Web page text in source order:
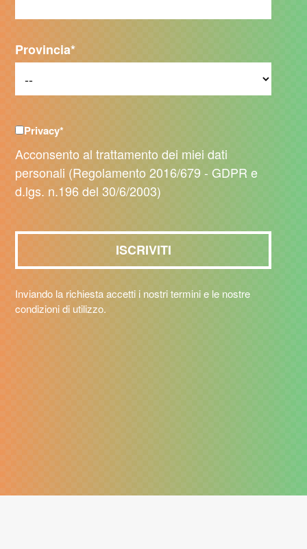
Provincia*
Privacy*
Acconsento al trattamento dei miei dati
personali (Regolamento 2016/679 - GDPR e
d.lgs. n.196 del 30/6/2003)
Inviando la richiesta accetti i nostri termini e le nostre
condizioni di utilizzo.